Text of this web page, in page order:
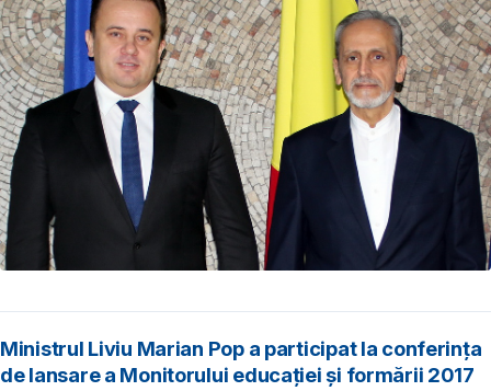
Ministrul Liviu Marian Pop a participat la conferința
de lansare a Monitorului educației și formării 2017